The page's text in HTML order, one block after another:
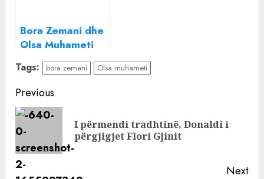
Bora Zemani dhe
Olsa Muhameti
largohen nga
“Përputhen”?
Çfarë “po
gatuhet” për
sezonin e ri, ja
kush është emri
që përflitet se do
zëvendësojë
moderatoren
Tags: bora zemani Olsa muhameti
Continue
Reading
Previous
I përmendi tradhtinë, Donaldi i
përgjigjet Flori Gjinit
Next